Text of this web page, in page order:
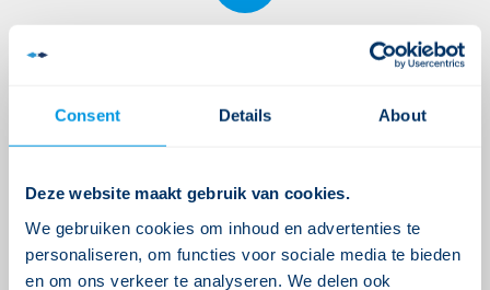
Consent Details About
Deze website maakt gebruik van cookies.
We gebruiken cookies om inhoud en advertenties te
personaliseren, om functies voor sociale media te bieden
en om ons verkeer te analyseren. We delen ook
ANTWOORDEN
Meepraten?
plaatsen.